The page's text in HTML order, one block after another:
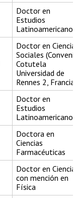
Doctor en
Estudios
Latinoamericanos
Doctor en
Sociales (Convenio
Cotutela
Universidad de
Rennes 2, Francia)
Doctor en
Estudios
Latinoamericanos
Doctora en
Ciencias
Farmacéuticas
Doctor en
con mención en
Física